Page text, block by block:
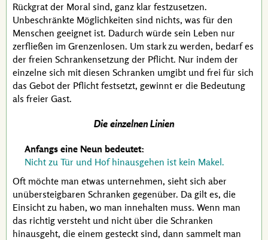
Rückgrat der Moral sind, ganz klar festzusetzen.
Unbeschränkte Möglichkeiten sind nichts, was für den
Menschen geeignet ist. Dadurch würde sein Leben nur
zerfließen im Grenzenlosen. Um stark zu werden, bedarf es
der freien Schrankensetzung der Pflicht. Nur indem der
einzelne sich mit diesen Schranken umgibt und frei für sich
das Gebot der Pflicht festsetzt, gewinnt er die Bedeutung
als freier Gast.
Die einzelnen Linien
Anfangs eine Neun bedeutet:
Nicht zu Tür und Hof hinausgehen ist kein Makel.
Oft möchte man etwas unternehmen, sieht sich aber
unübersteigbaren Schranken gegenüber. Da gilt es, die
Einsicht zu haben, wo man innehalten muss. Wenn man
das richtig versteht und nicht über die Schranken
hinausgeht, die einem gesteckt sind, dann sammelt man